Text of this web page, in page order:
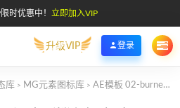
时优惠中！ 立即加入VIP
升级VIP 登录
库 > MG元素图标库 > AE模板 02-burner酒精灯MG扁平卡通科学实验元素图标